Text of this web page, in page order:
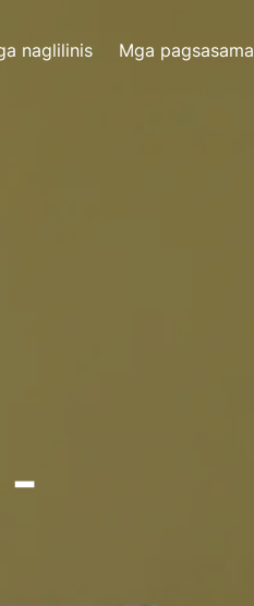
naglilinis Mga pagsasama
-